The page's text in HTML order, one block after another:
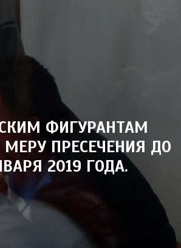
ФИГУРАНТАМ
ПРЕСЕЧЕНИЯ ДО
2019 ГОДА.